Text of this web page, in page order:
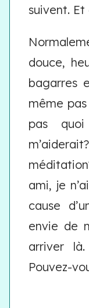
suivent.
douce,
bagarres
même
pas
ami, je
cause
envie de
arriver là.
Pouvez-